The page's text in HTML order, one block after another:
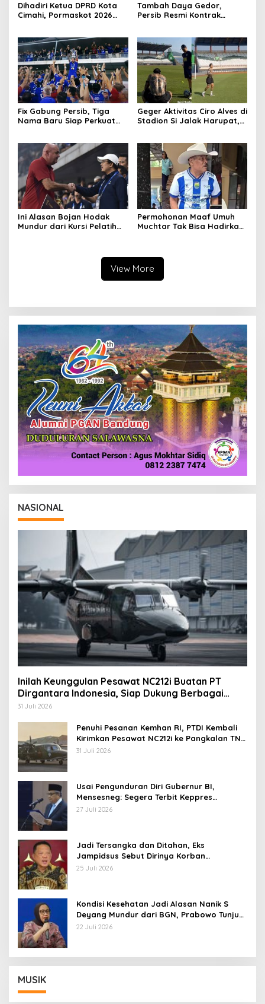
Dihadiri Ketua DPRD Kota
Cimahi, Pormaskot 2026
Tambah Daya Gedor,
Persib Resmi Kontrak
Fix Gabung Persib, Tiga
Nama Baru Siap Perkuat
Geger Aktivitas Ciro Alves di
Stadion Si Jalak Harupat,
Ini Alasan Bojan Hodak
Mundur dari Kursi Pelatih
Permohonan Maaf Umuh
Muchtar Tak Bisa Hadirkan
View More
NASIONAL
Inilah Keunggulan Pesawat NC212i Buatan PT
Dirgantara Indonesia, Siap Dukung Berbagai
Operasi TNI
31 Juli 2026
Penuhi Pesanan Kemhan RI, PTDI Kembali
Kirimkan Pesawat NC212i ke Pangkalan TNI
AU
31 Juli 2026
Usai Pengunduran Diri Gubernur BI,
Mensesneg: Segera Terbit Keppres
Pemberhentian dengan Hormat
27 Juli 2026
Jadi Tersangka dan Ditahan, Eks
Jampidsus Sebut Dirinya Korban
Kriminalisasi
25 Juli 2026
Kondisi Kesehatan Jadi Alasan Nanik S
Deyang Mundur dari BGN, Prabowo Tunjuk
Wamentan Sudaryono
22 Juli 2026
MUSIK